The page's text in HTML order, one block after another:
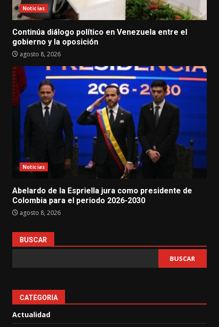
Noticias
Continúa diálogo político en Venezuela entre el
gobierno y la oposición
agosto 8, 2026
Noticias
Abelardo de la Espriella jura como presidente de
Colombia para el periodo 2026-2030
agosto 8, 2026
BUSCAR
BUSCAR
CATEGORIA
Actualidad